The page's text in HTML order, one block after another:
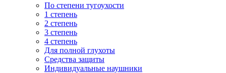
По степени тугоухости
1 степень
2 степень
3 степень
4 степень
Для полной глухоты
Средства защиты
Индивидуальные наушники